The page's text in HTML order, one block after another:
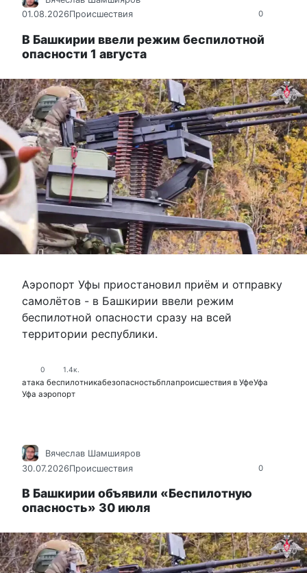
0
01.08.2026Происшествия
В Башкирии ввели режим беспилотной
опасности 1 августа
Аэропорт Уфы приостановил приём и отправку
самолётов - в Башкирии ввели режим
беспилотной опасности сразу на всей
территории республики.
0 1.4к.
атака беспилотникабезопасностьбплапроисшествия в УфеУфа
Уфа аэропорт
0
Вячеслав Шамшияров
30.07.2026Происшествия
В Башкирии объявили «Беспилотную
опасность» 30 июля